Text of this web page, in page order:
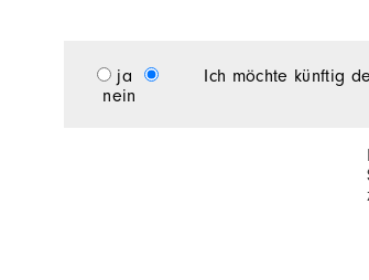
ja
nein
Ich möchte künftig